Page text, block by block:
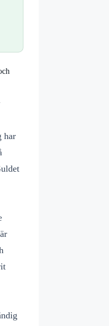
har